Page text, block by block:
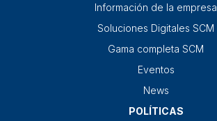
Información de la empresa
Soluciones Digitales SCM
Gama completa SCM
Eventos
News
POLÍTICAS